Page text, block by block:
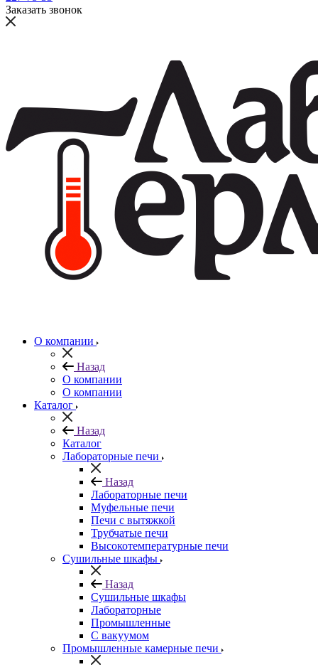
Заказать звонок
О компании
Назад
О компании
О компании
Каталог
Назад
Каталог
Лабораторные печи
Назад
Лабораторные печи
Муфельные печи
Печи с вытяжкой
Трубчатые печи
Высокотемпературные печи
Сушильные шкафы
Назад
Сушильные шкафы
Лабораторные
Промышленные
С вакуумом
Промышленные камерные печи